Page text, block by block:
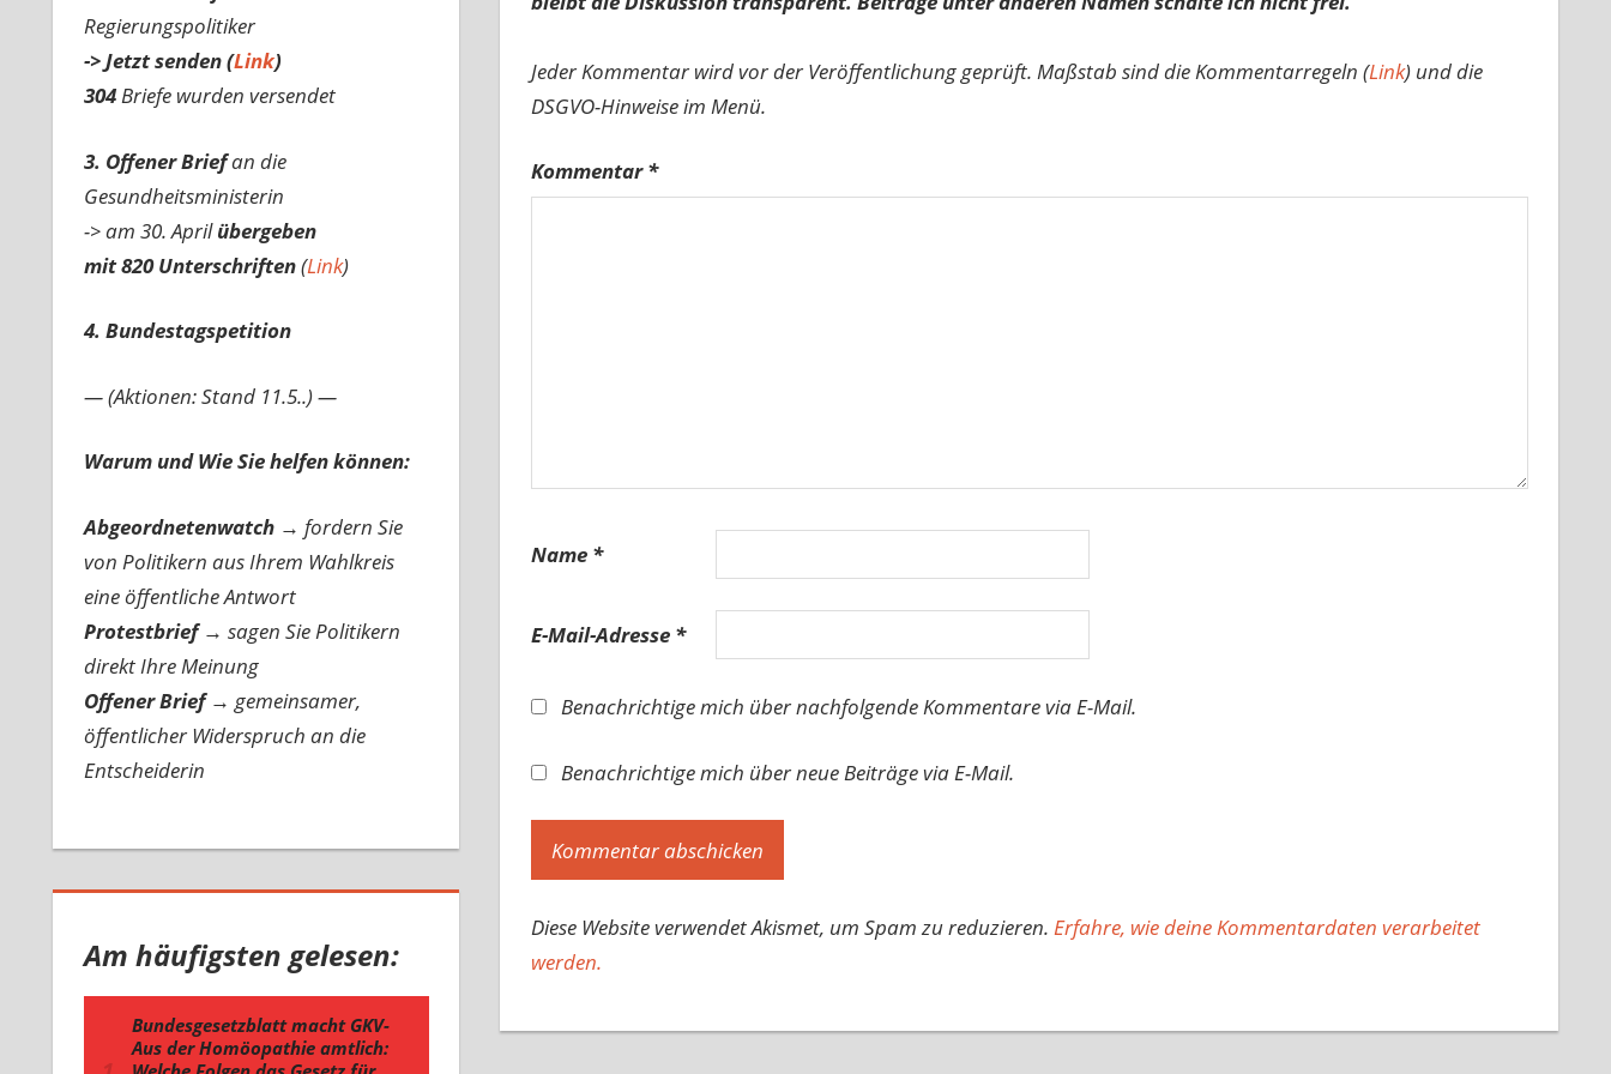
Jeder Kommentar wird vor der Veröffentlichung geprüft. Maßstab sind die Kommentarregeln (Link) und die
DSGVO-Hinweise im Menü.
Kommentar*
Name *
E-Mail-Adresse *
Benachrichtige mich über nachfolgende Kommentare via E-Mail.
Benachrichtige mich über neue Beiträge via E-Mail.
Diese Website verwendet Akismet, um Spam zu reduzieren. Erfahre, wie deine Kommentardaten verarbeitet
werden.
Regierungspolitiker
-> Jetzt senden (Link)
304Briefe wurden versendet
3. Offener Briefan die
Gesundheitsministerin
-> am 30. Aprilübergeben
mit 820 Unterschriften(Link)
4. Bundestagspetition
— (Aktionen: Stand 11.5..) —
Warum und Wie Sie helfen können:
Abgeordnetenwatch → fordern Sie
von Politikern aus Ihrem Wahlkreis
eine öffentliche Antwort
Protestbrief → sagen Sie Politikern
direkt Ihre Meinung
Offener Brief → gemeinsamer,
öffentlicher Widerspruch an die
Entscheiderin
Am häufigsten gelesen: